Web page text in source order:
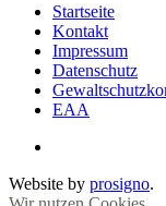
Startseite
Kontakt
Impressum
Datenschutz
EAA
Website by prosigno.